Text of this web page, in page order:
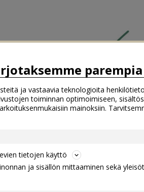
ja vastaavia teknologioita
toiminnan optimoimiseen,
mainoksiin.
tietojen käyttö
ja sisällön mittaaminen sekä